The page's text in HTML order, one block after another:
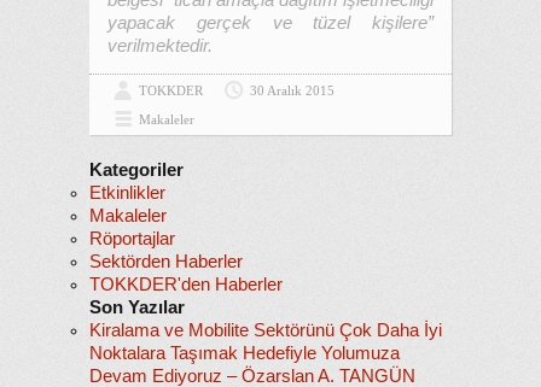
yapacak gerçek ve tüzel kişilere”
verilmektedir.
TOKKDER
30 Aralık 2015
Makaleler
Kategoriler
Etkinlikler
Makaleler
Röportajlar
Sektörden Haberler
TOKKDER'den Haberler
Son Yazılar
Kiralama ve Mobilite Sektörünü Çok Daha İyi
Noktalara Taşımak Hedefiyle Yolumuza
Devam Ediyoruz – Özarslan A. TANGÜN